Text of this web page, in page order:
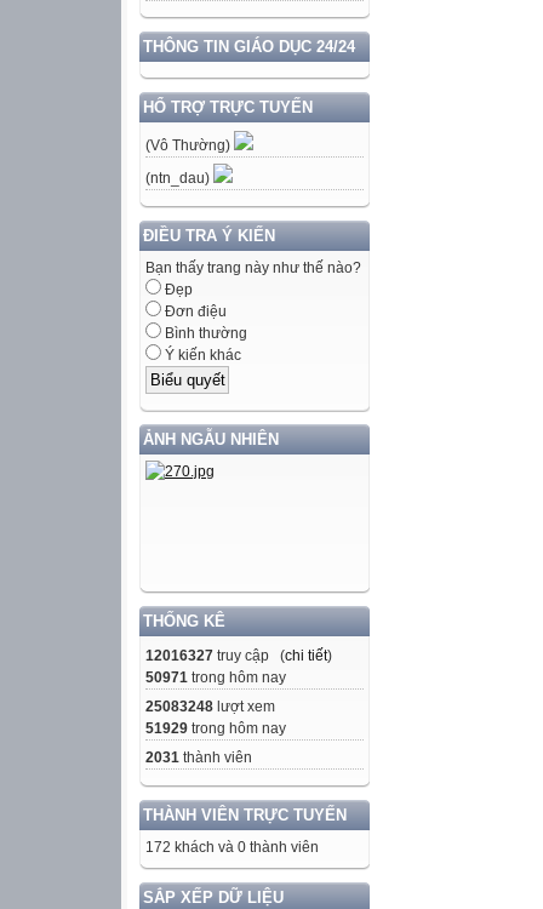
THÔNG TIN GIÁO DỤC 24/24
HỔ TRỢ TRỰC TUYẾN
(Vô Thường)
(ntn_dau)
ĐIỀU TRA Ý KIẾN
Bạn thấy trang này như thế nào?
Đẹp
Đơn điệu
Bình thường
Ý kiến khác
ẢNH NGẪU NHIÊN
THỐNG KÊ
12016327 truy cập (chi tiết)
50971 trong hôm nay
25083248 lượt xem
51929 trong hôm nay
2031 thành viên
THÀNH VIÊN TRỰC TUYẾN
172 khách và 0 thành viên
SẮP XẾP DỮ LIỆU